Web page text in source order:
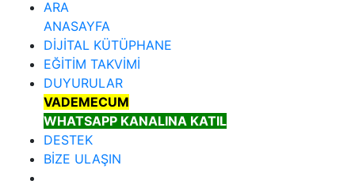
ARA
ANASAYFA
DİJİTAL KÜTÜPHANE
EĞİTİM TAKVİMİ
DUYURULAR
VADEMECUM
WHATSAPP KANALINA KATIL
DESTEK
BİZE ULAŞIN